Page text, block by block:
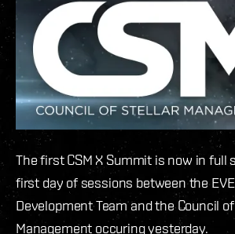
The first CSM X Summit is now in full
first day of sessions between the
Development Team and the Council
Management occuring yesterday.